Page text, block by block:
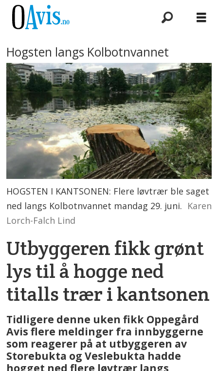
Hogsten langs Kolbotnvannet
HOGSTEN I KANTSONEN: Flere løvtrær ble saget
ned langs Kolbotnvannet mandag 29. juni. Karen
Lorch-Falch Lind
Utbyggeren fikk grønt
lys til å hogge ned
titalls trær i kantsonen
Tidligere denne uken fikk Oppegård
Avis flere meldinger fra innbyggerne
som reagerer på at utbyggeren av
Storebukta og Veslebukta hadde
hogget ned flere løvtrær langs